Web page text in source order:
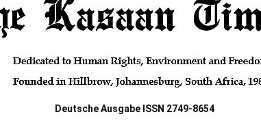
Deutsche Ausgabe ISSN 2749-8654